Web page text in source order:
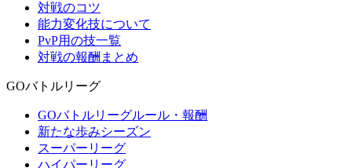
対戦のコツ
能力変化技について
PvP用の技一覧
対戦の報酬まとめ
GOバトルリーグ
GOバトルリーグルール・報酬
新たな歩みシーズン
スーパーリーグ
ハイパーリーグ